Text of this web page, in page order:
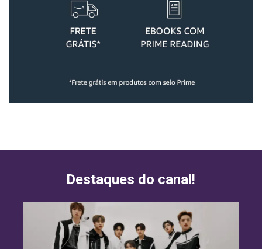
Destaques do canal!